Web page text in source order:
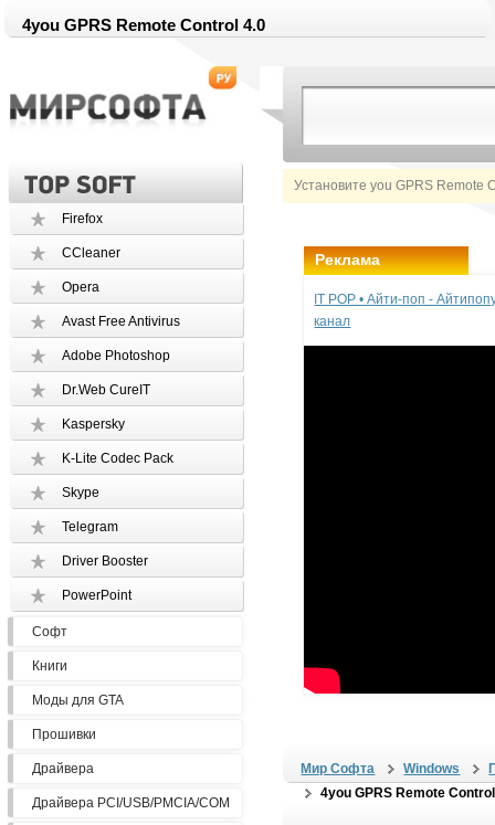
4you GPRS Remote Control 4.0
Установите you GPRS Remote
Firefox
CCleaner
Opera
Avast Free Antivirus
Adobe Photoshop
Dr.Web CureIT
Kaspersky
K-Lite Codec Pack
Skype
Telegram
Driver Booster
PowerPoint
Софт
Книги
Моды для GTA
Прошивки
Драйвера
Драйвера PCI/USB/PMCIA/COM
Реклама
IT POP • Айти-поп -
канал
Мир Софта Windows
4you GPRS Remote